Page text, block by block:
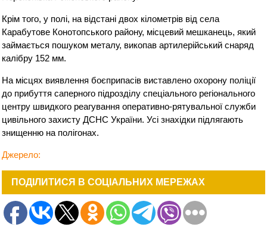
Крім того, у полі, на відстані двох кілометрів від села
Карабутове Конотопського району, місцевий мешканець, який
займається пошуком металу, викопав артилерійський снаряд
калібру 152 мм.
На місцях виявлення боєприпасів виставлено охорону поліції
до прибуття саперного підрозділу спеціального регіонального
центру швидкого реагування оперативно-рятувальної служби
цивільного захисту ДСНС України. Усі знахідки підлягають
знищенню на полігонах.
Джерело:
ПОДІЛИТИСЯ В СОЦІАЛЬНИХ МЕРЕЖАХ